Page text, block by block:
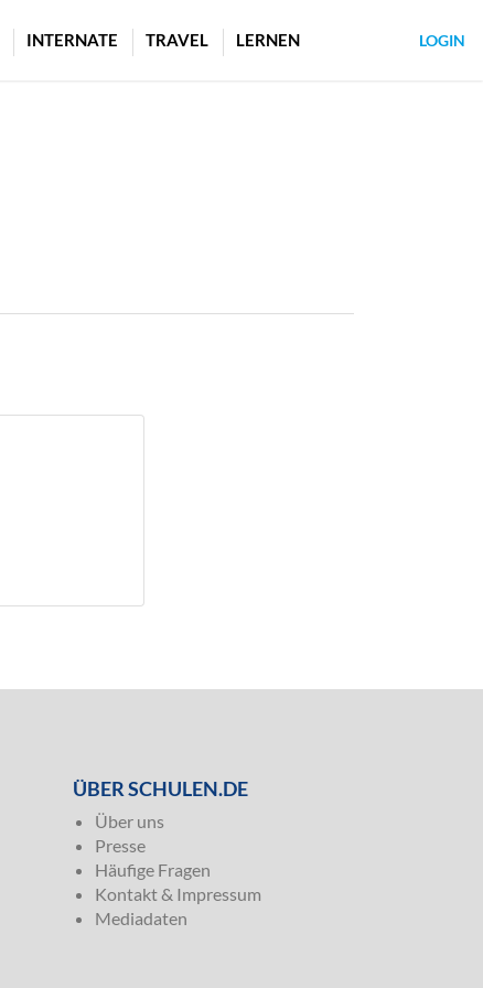
INTERNATE TRAVEL LERNEN LOGIN
ÜBER SCHULEN.DE
Über uns
Presse
Häufige Fragen
Kontakt & Impressum
Mediadaten